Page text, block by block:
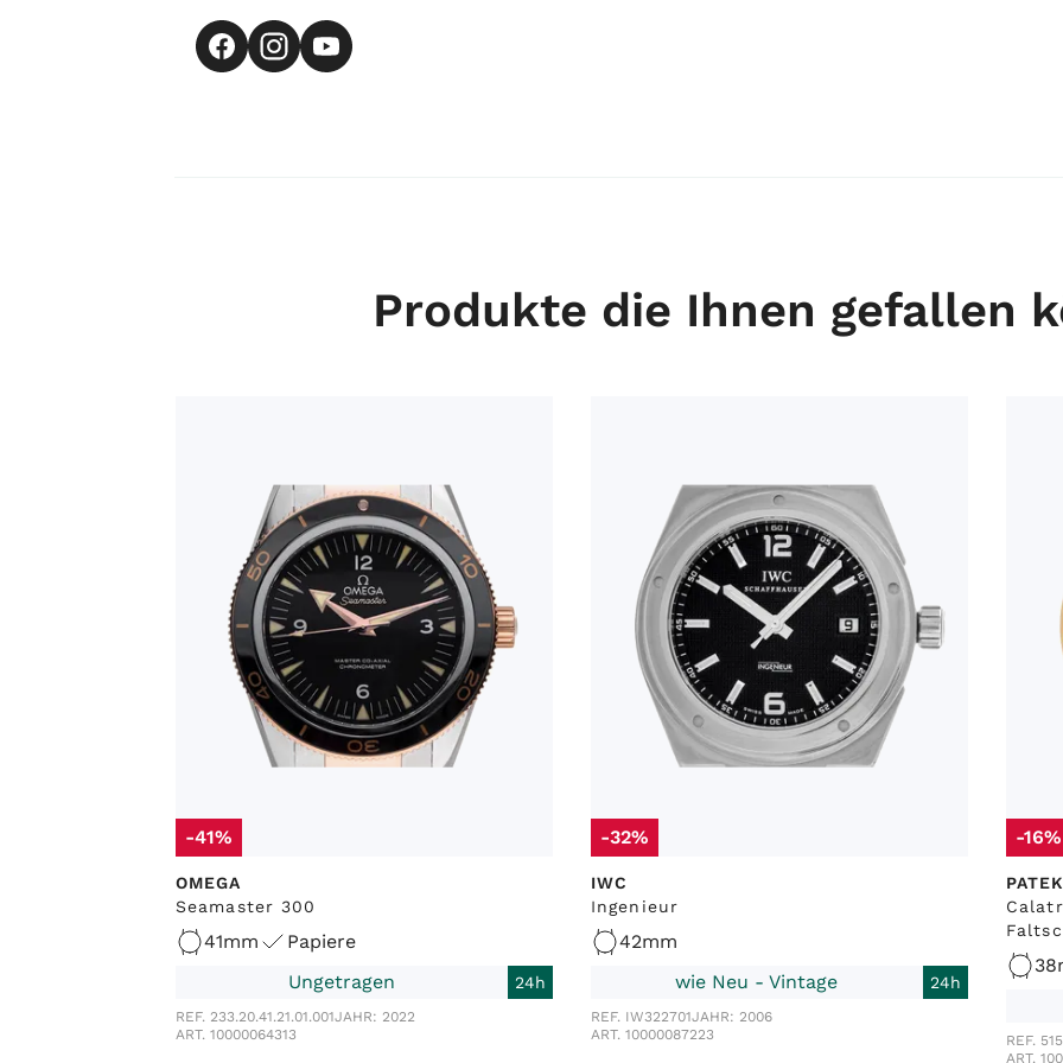
Produkte die Ihnen gefallen
-41%
OMEGA
Seamaster 300
41mm
Papiere
Ungetragen
24h
REF. 233.20.41.21.01.001JAHR: 2022
ART. 10000064313
-32%
IWC
Ingenieur
42mm
wie Neu - Vintage
24h
REF. IW322701JAHR: 2006
ART. 10000087223
-16%
REF.
ART.